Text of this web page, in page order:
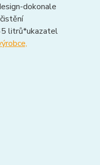
dokonale
litrů*ukazatel